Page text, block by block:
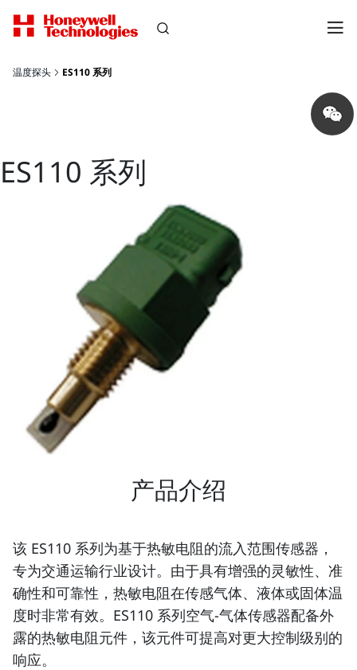
温度探头 ES110 系列
Share
on
wechat
ES110 系列
产品介绍
该 ES110 系列为基于热敏电阻的流入范围传感器，
专为交通运输行业设计。由于具有增强的灵敏性、准
确性和可靠性，热敏电阻在传感气体、液体或固体温
度时非常有效。ES110 系列空气-气体传感器配备外
露的热敏电阻元件，该元件可提高对更大控制级别的
响应。